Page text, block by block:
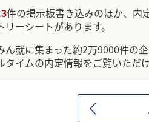
3件の掲示板書き込みのほか、内
ーシートがあります。
ん就に集まった約2万9000件の
タイムの内定情報をご覧いただ